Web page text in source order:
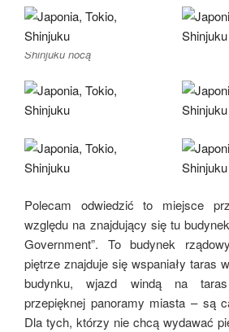
Shinjuku nocą
Polecam odwiedzić to miejsce
względu na znajdujący się tu
Government”. To budynek
piętrze znajduje się wspaniały taras
budynku, wjazd windą na
przepięknej panoramy miasta – są
Dla tych, którzy nie chcą wydawać